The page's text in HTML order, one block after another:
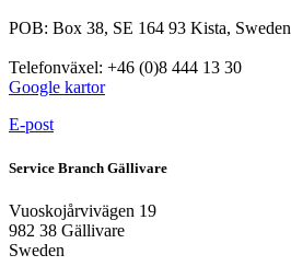
POB: Box 38, SE 164 93 Kista, Sweden
Telefonväxel: +46 (0)8 444 13 30
Google kartor
E-post
Service Branch Gällivare
Vuoskojårvivägen 19
982 38 Gällivare
Sweden